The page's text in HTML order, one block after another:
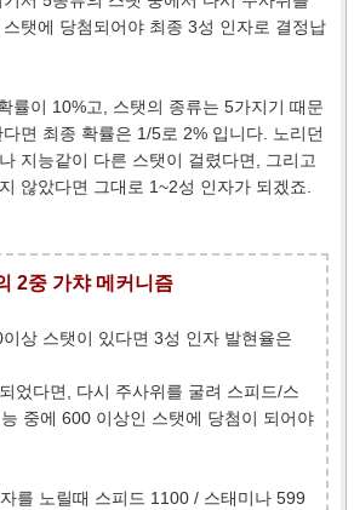
탯에 당첨되어야 최종 3성 인자로 결정납
률이 10%고, 스탯의 종류는 5가지기 때문
면 최종 확률은 1/5로 2% 입니다. 노리던
지능같이 다른 스탯이 걸렸다면, 그리고
않았다면 그대로 1~2성 인자가 되겠죠.
2중 가챠 메커니즘
상 스탯이 있다면 3성 인자 발현율은
었다면, 다시 주사위를 굴려 스피드/스
중에 600 이상인 스탯에 당첨이 되어야
를 노릴때 스피드 1100 / 스태미나 599